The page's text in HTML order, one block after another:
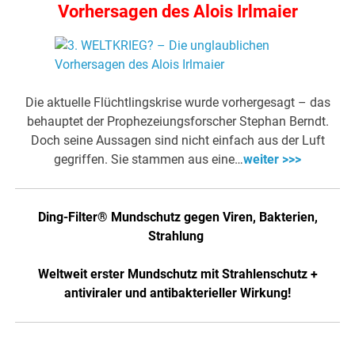
Vorhersagen des Alois Irlmaier
Die aktuelle Flüchtlingskrise wurde vorhergesagt – das
behauptet der Prophezeiungsforscher Stephan Berndt.
Doch seine Aussagen sind nicht einfach aus der Luft
gegriffen. Sie stammen aus eine…weiter >>>
Ding-Filter® Mundschutz gegen Viren, Bakterien,
Strahlung
Weltweit erster Mundschutz mit Strahlenschutz +
antiviraler und antibakterieller Wirkung!